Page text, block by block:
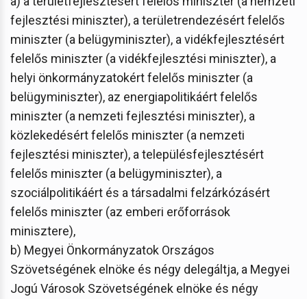
fejlesztési miniszter), a területrendezésért felelős
miniszter (a belügyminiszter), a vidékfejlesztésért
felelős miniszter (a vidékfejlesztési miniszter), a
helyi önkormányzatokért felelős miniszter (a
belügyminiszter), az energiapolitikáért felelős
miniszter (a nemzeti fejlesztési miniszter), a
közlekedésért felelős miniszter (a nemzeti
fejlesztési miniszter), a településfejlesztésért
felelős miniszter (a belügyminiszter), a
szociálpolitikáért és a társadalmi felzárkózásért
felelős miniszter (az emberi erőforrások
minisztere),
b) Megyei Önkormányzatok Országos
Szövetségének elnöke és négy delegáltja, a Megyei
Jogú Városok Szövetségének elnöke és négy